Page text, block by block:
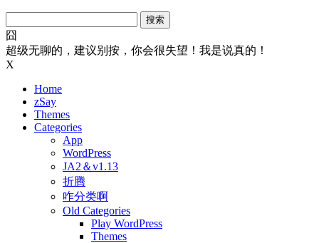
索：
囧
超级无聊的，建议别按，你会很失望！我是说真的！
X
Home
zSay
Themes
Categories
App
WordPress
JA2＆v1.13
折腾
咋分类啊
Old Categories
Play WordPress
Themes